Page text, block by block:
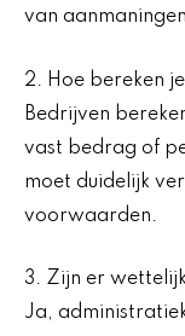
van
2. Hoe bereken
Bedrijven
vast bedrag of
moet duidelijk
voorwaarden.
3. Zijn er
Ja,